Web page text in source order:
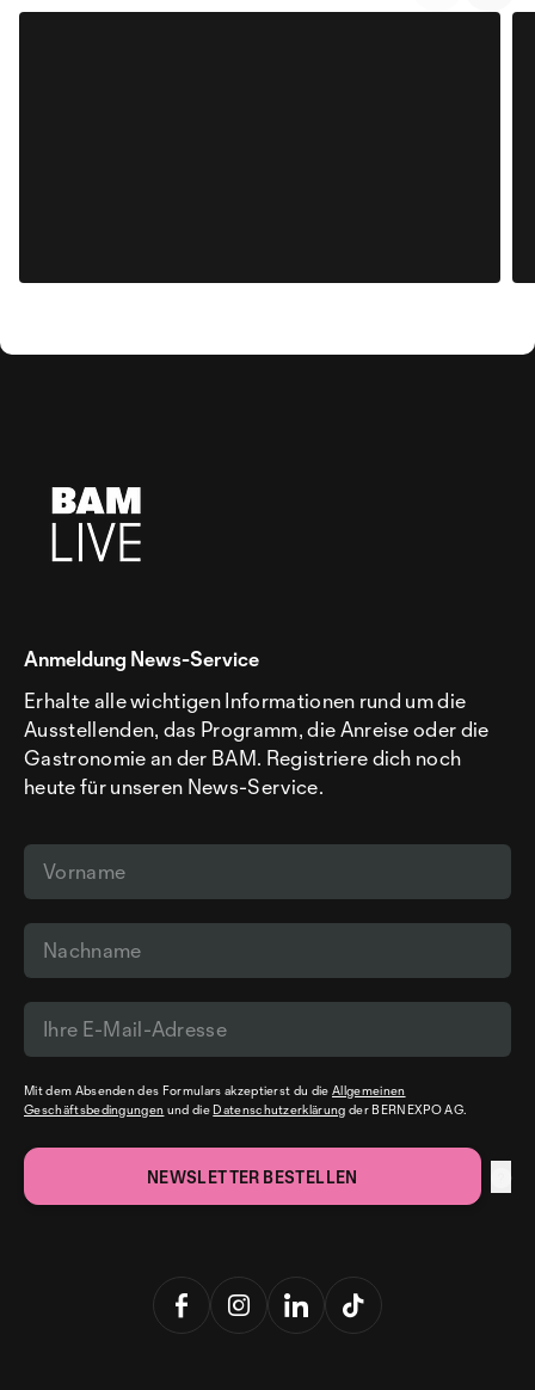
Anmeldung News-Service
Erhalte alle wichtigen Informationen rund um die
Ausstellenden, das Programm, die Anreise oder die
Gastronomie an der BAM. Registriere dich noch
heute für unseren News-Service.
Mit dem Absenden des Formulars akzeptierst du dieAllgemeinen
Geschäftsbedingungen und die Datenschutzerklärung der BERNEXPO AG.